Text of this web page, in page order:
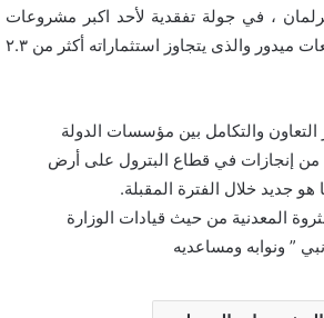
، في جولة تفقدية لأحد اكبر مشروعات
قطاع البترول وهو توسعات ميدور والذى يتجاوز استثماراته أكثر من ٢.٣
والتكامل بين مؤسسات الدولة
من إنجازات في قطاع البترول على أرض
جديد خلال الفترة المقبلة.
المعدنية من حيث قيادات الوزارة
” ونوابه ومساعديه